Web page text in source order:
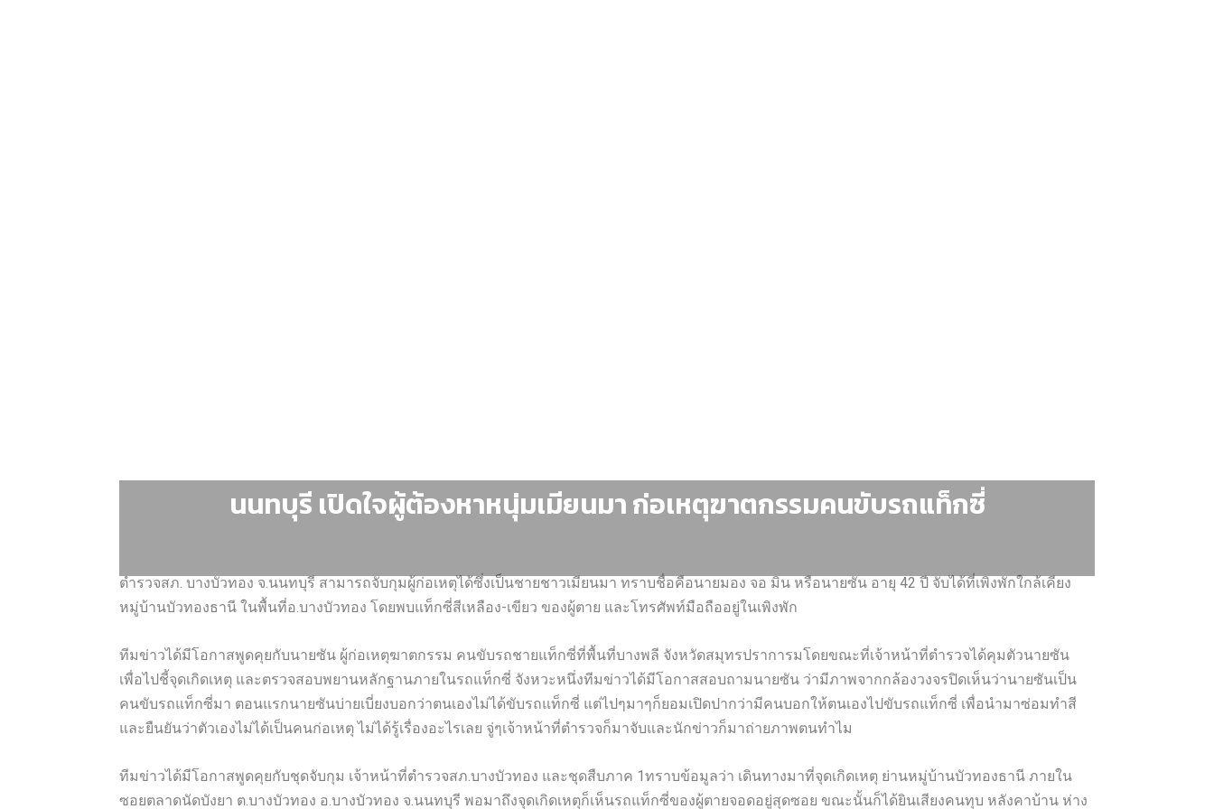
นนทบุรี​ เปิดใจผู้ต้องหา​​หนุ่มเมียนมา​ ก่อเหตุ​ฆาตกรรม​คนขับรถแท็กซี่​
ตำรวจสภ. บางบัวทอง จ.นนทบุรี สามารถจับกุมผู้ก่อเหตุได้ซึ่งเป็นชายชาวเมียนมา ทราบชื่อคือนายมอง จอ มิน หรือนายซัน อายุ 42 ปี จับได้ที่เพิงพักใกล้เคียง
หมู่บ้านบัวทองธานี ในพื้นที่อ.บางบัวทอง โดยพบแท็กซี่สีเหลือง-เขียว ของผู้ตาย และโทรศัพท์มือถืออยู่ในเพิงพัก
ทีมข่าวได้มีโอกาสพูดคุยกับนายซัน ผู้ก่อเหตุฆาตกรรม คนขับรถชายแท็กซี่​ที่พื้นที่​บางพลี​ จังหวัดสมุทรปราการ​มโดยขณะที่เจ้าหน้าที่ตำรวจได้คุมตัวนายซัน
เพื่อไปชี้จุดเกิดเหตุ และตรวจสอบพยานหลักฐานภายในรถแท็กซี่ จังหวะหนึ่งทีมข่าวได้มีโอกาสสอบถามนายซัน ว่ามีภาพจากกล้องวงจรปิดเห็นว่านายซันเป็น
คนขับรถแท็กซี่มา ตอนแรกนายซันบ่ายเบี่ยงบอกว่าตนเองไม่ได้ขับรถแท็กซี่ แต่ไปๆมาๆก็ยอมเปิดปากว่ามีคนบอกให้ตนเองไปขับรถแท็กซี่ เพื่อนำมาซ่อมทำสี​
และยืนยันว่าตัวเองไม่ได้เป็นคนก่อเหตุ ไม่ได้รู้เรื่องอะไรเลย​ จู่ๆเจ้าหน้าที่ตำรวจก็มาจับและนักข่าวก็มาถ่ายภาพตนทำไม​​
ทีมข่าวได้มีโอกาสพูดคุยกับชุดจับกุม เจ้าหน้าที่ตำรวจสภ.บางบัวทอง และชุดสืบภาค 1​ทราบข้อมูลว่า เดินทางมาที่จุดเกิดเหตุ ย่านหมู่บ้านบัวทองธานี ภายใน
ซอยตลาดนัดบังยา​ ​ต.บางบัวทอง​ อ.บางบัวทอง จ.นนทบุรี​ พอมาถึงจุดเกิดเหตุก็เห็นรถแท็กซี่ของผู้ตายจอดอยู่สุดซอย ขณะนั้นก็ได้ยินเสียงคนทุบ หลังคาบ้าน ห่าง